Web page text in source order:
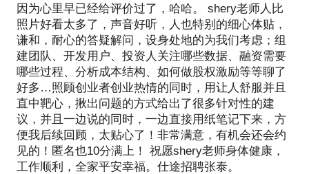
因为心里早已经给评价过了，哈哈。 shery老师人比
照片好看太多了，声音好听，人也特别的细心体贴，
谦和，耐心的答疑解问，设身处地的为我们考虑；组
建团队、开发用户、投资人关注哪些数据、融资需要
哪些过程、分析成本结构、如何做股权激励等等聊了
好多…照顾创业者创业热情的同时，用让人舒服并且
直中靶心，揪出问题的方式给出了很多针对性的建
议，并且一边说的同时，一边直接用纸笔记下来，方
便我后续回顾，太贴心了！非常满意，有机会还会约
见的！匿名也10分满上！ 祝愿shery老师身体健康，
工作顺利，全家平安幸福。仕途招聘张泰。